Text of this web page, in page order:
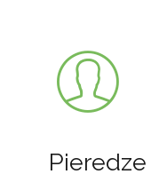
Pieredze